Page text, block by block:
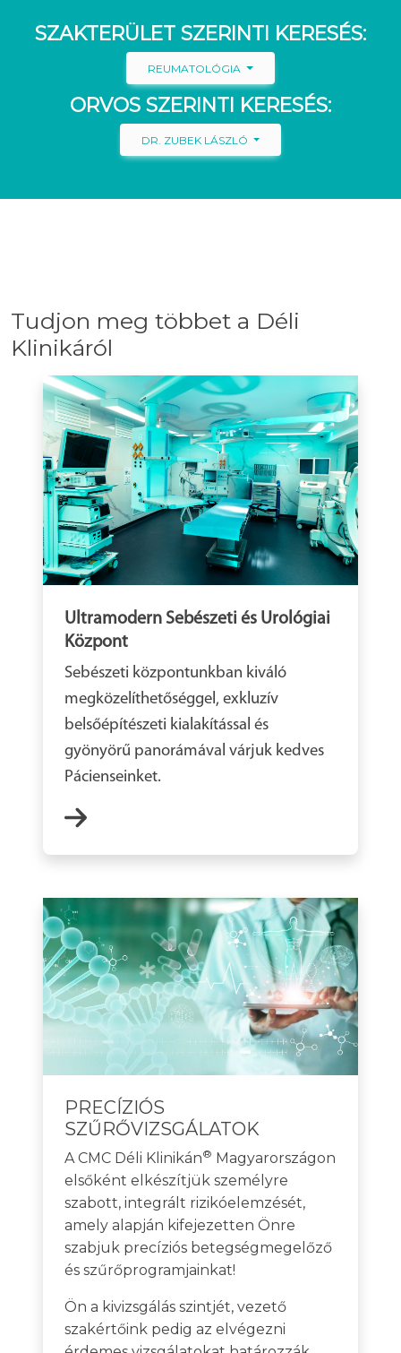
SZAKTERÜLET SZERINTI KERESÉS:
REUMATOLÓGIA
ORVOS SZERINTI KERESÉS:
DR. ZUBEK LÁSZLÓ
Tudjon meg többet a Déli
Klinikáról
Ultramodern Sebészeti és Urológiai
Központ
Sebészeti központunkban kiváló
megközelíthetőséggel, exkluzív
belsőépítészeti kialakítással és
gyönyörű panorámával várjuk kedves
Pácienseinket.
PRECÍZIÓS
SZŰRŐVIZSGÁLATOK
A CMC Déli Klinikán® Magyarországon
elsőként elkészítjük személyre
szabott, integrált rizikóelemzését,
amely alapján kifejezetten Önre
szabjuk precíziós betegségmegelőző
és szűrőprogramjainkat!
Ön a kivizsgálás szintjét, vezető
szakértőink pedig az elvégezni